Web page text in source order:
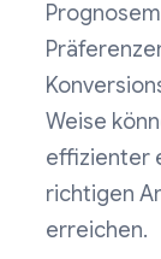
Weise
effizienter
richtigen
erreichen.